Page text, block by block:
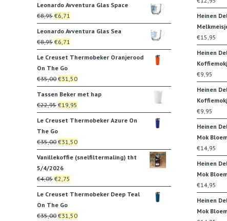
was:
€4,20.
is:
€3,99.
Leonardo Avventura Glas Space
€8,95 Oorspronkelijke
prijs
was:
€8,95.
€6,71
prijs
is:
€6,71.
Leonardo Avventura Glas Sea
€8,95 Oorspronkelijke
prijs
€8,95.
€6,71
prijs
€6,71.
Le Creuset Thermobeker Oranjerood
On The Go
€35,00 Oorspronkelijke
prijs
was:
€35,00.
€31,50Huidige
prijs
is:
€31,50.
Tassen Beker met hap
€22,95 Oorspronkelijke
prijs
€22,95.
€19,95
prijs
€19,95.
Le Creuset Thermobeker Azure On
The Go
€35,00 Oorspronkelijke
prijs
€35,00.
€31,50Huidige
prijs
Vanillekoffie (snelfiltermaling) tht
5/4/2026
€4,05 Oorspronkelijke
prijs
€4,05.
€2,75
prijs
€2,75.
Le Creuset Thermobeker Deep Teal
On The Go
€35,00 Oorspronkelijke
€31,50Huidige
Heinen
€15,95
Heinen
€9,95
Heinen
€9,95
Heinen
Mok
€14,95
Heinen
Mok
€14,95
Heinen
Mok